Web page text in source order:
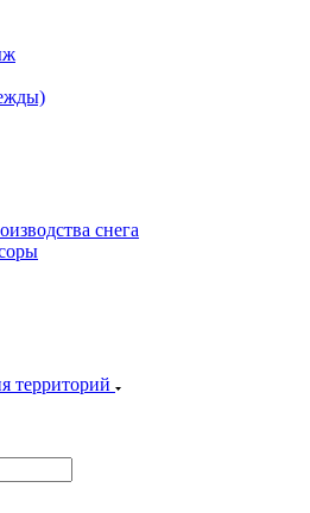
снега
территорий